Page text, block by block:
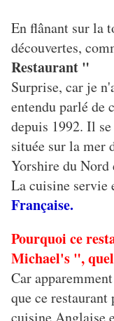
En flânant sur la
découvertes,
Restaurant "
Surprise, car je
entendu parlé de
depuis 1992. Il
située sur la mer
Yorshire du
La cuisine servie
Française.
Pourquoi ce
Michael's ",
Car
que ce